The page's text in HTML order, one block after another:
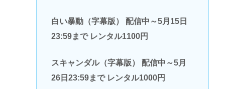
白い暴動（字幕版） 配信中～5月15日
23:59まで レンタル1100円
スキャンダル（字幕版） 配信中～5月
26日23:59まで レンタル1000円